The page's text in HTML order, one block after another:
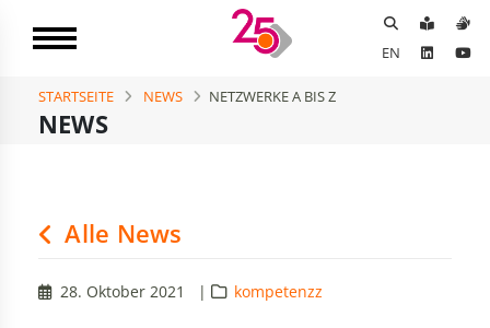
EN
NEWS
STARTSEITE NEWS NETZWERKE A BIS Z
Alle News
28. Oktober 2021 | kompetenzz